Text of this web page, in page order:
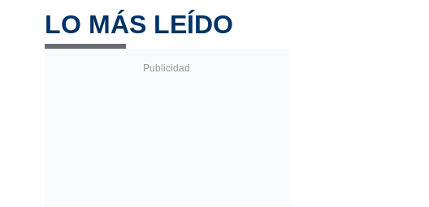
LO MÁS LEÍDO